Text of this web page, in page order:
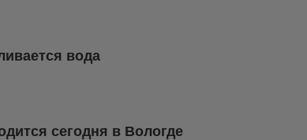
вода
сегодня в Вологде